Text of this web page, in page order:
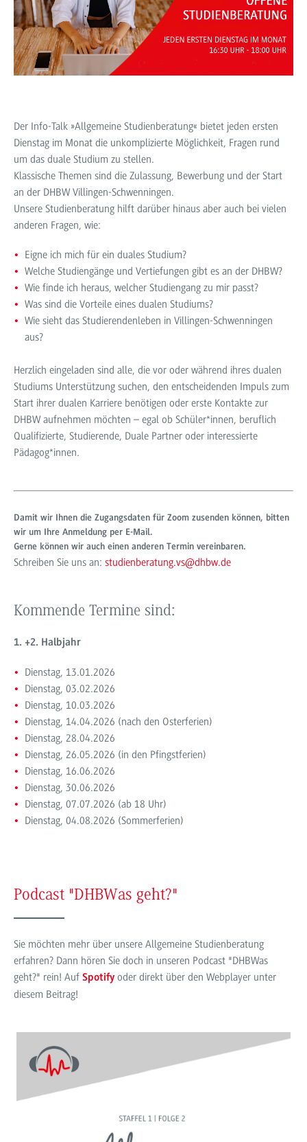
Der Info-Talk »Allgemeine Studienberatung« bietet jeden ersten
Dienstag im Monat die unkomplizierte Möglichkeit, Fragen rund
um das duale Studium zu stellen.
Klassische Themen sind die Zulassung, Bewerbung und der Start
an der DHBW Villingen-Schwenningen.
Unsere Studienberatung hilft darüber hinaus aber auch bei vielen
anderen Fragen, wie:
Eigne ich mich für ein duales Studium?
Welche Studiengänge und Vertiefungen gibt es an der DHBW?
Wie finde ich heraus, welcher Studiengang zu mir passt?
Was sind die Vorteile eines dualen Studiums?
Wie sieht das Studierendenleben in Villingen-Schwenningen
aus?
Herzlich eingeladen sind alle, die vor oder während ihres dualen
Studiums Unterstützung suchen, den entscheidenden Impuls zum
Start ihrer dualen Karriere benötigen oder erste Kontakte zur
DHBW aufnehmen möchten – egal ob Schüler*innen, beruflich
Qualifizierte, Studierende, Duale Partner oder interessierte
Pädagog*innen.
Damit wir Ihnen die Zugangsdaten für Zoom zusenden können, bitten
wir um Ihre Anmeldung per E-Mail.
Gerne können wir auch einen anderen Termin vereinbaren.
Schreiben Sie uns an:studienberatung.vs@dhbw.de
Kommende Termine sind:
1. +2. Halbjahr
Dienstag, 13.01.2026
Dienstag, 03.02.2026
Dienstag, 10.03.2026
Dienstag, 14.04.2026 (nach den Osterferien)
Dienstag, 28.04.2026
Dienstag, 26.05.2026 (in den Pfingstferien)
Dienstag, 16.06.2026
Dienstag, 30.06.2026
Dienstag, 07.07.2026 (ab 18 Uhr)
Dienstag, 04.08.2026 (Sommerferien)
Podcast "DHBWas geht?"
Sie möchten mehr über unsere Allgemeine Studienberatung
erfahren? Dann hören Sie doch in unseren Podcast "DHBWas
geht?" rein! AufSpotify oder direkt über den Webplayer unter
diesem Beitrag!